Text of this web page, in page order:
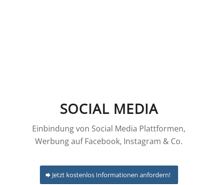
SOCIAL MEDIA
Einbindung von Social Media Plattformen,
Werbung auf Facebook, Instagram & Co.
Jetzt kostenlos Informationen anfordern!